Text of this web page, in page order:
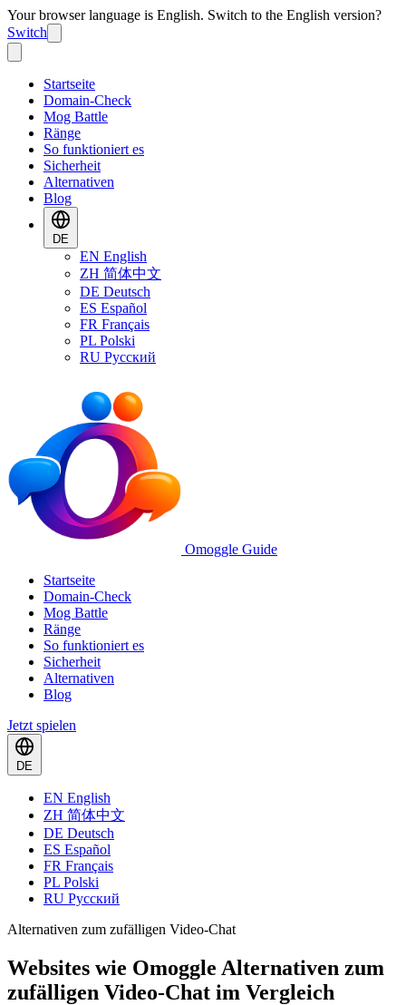
Your browser language is English. Switch to the English version?
Switch
Startseite
Domain-Check
Mog Battle
Ränge
So funktioniert es
Sicherheit
Alternativen
Blog
DE
EN English
ZH 简体中文
DE Deutsch
ES Español
FR Français
PL Polski
RU Русский
Omoggle Guide
Startseite
Domain-Check
Mog Battle
Ränge
So funktioniert es
Sicherheit
Alternativen
Blog
Jetzt spielen
DE
EN English
ZH 简体中文
DE Deutsch
ES Español
FR Français
PL Polski
RU Русский
Alternativen zum zufälligen Video-Chat
Websites wie Omoggle Alternativen zum
zufälligen Video-Chat im Vergleich